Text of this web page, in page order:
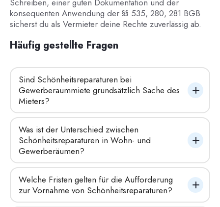
Schreiben, einer guten Dokumentation und der
konsequenten Anwendung der §§ 535, 280, 281 BGB
sicherst du als Vermieter deine Rechte zuverlässig ab.
Häufig gestellte Fragen
Sind Schönheitsreparaturen bei
Gewerberaummiete grundsätzlich Sache des
Mieters?
Was ist der Unterschied zwischen
Schönheitsreparaturen in Wohn- und
Gewerberäumen?
Welche Fristen gelten für die Aufforderung
zur Vornahme von Schönheitsreparaturen?